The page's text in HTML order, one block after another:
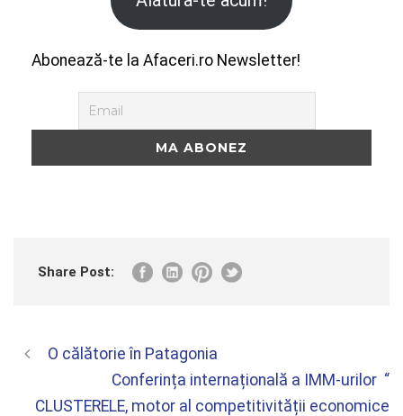
Abonează-te la Afaceri.ro Newsletter!
Share Post:
O călătorie în Patagonia
Conferința internațională a IMM-urilor “
CLUSTERELE, motor al competitivității economice